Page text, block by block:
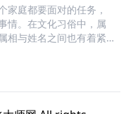
家庭都要面对的任务，
情。在文化习俗中，属
相与姓名之间也有着紧
规则值得一看。1.不要